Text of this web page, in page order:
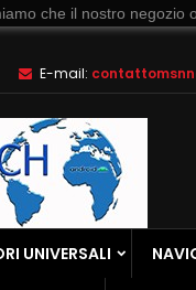
E-mail:
UNIVERSALI
che il nostro negozio